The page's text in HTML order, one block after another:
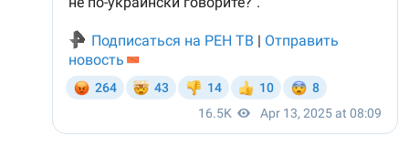
1904 года в городке Алес. Интересно, что у
долгожительницы была сестра-близнец, которая
умерла в 18-месячном возрасте. В 1916 году Рандон
работала гувернанткой в марсельской семье, а в
1920 году переехала в Версаль, где была на
протяжении 16 лет учителем в двух семьях. В 1923
году она стала послушницей в монастыре и спустя